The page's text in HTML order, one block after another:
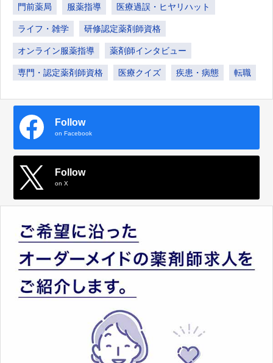
門前薬局 服薬指導 医療過誤・ヒヤリハット
ライフ・雑学 研修認定薬剤師資格
オンライン服薬指導 薬剤師インタビュー
専門・認定薬剤師資格 医療クイズ 疾患・病態 転職
Follow
on Facebook
Follow
on X